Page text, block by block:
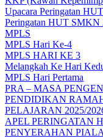
Upacara Peringatan
Peringatan HUT SMKN
MPLS
MPLS Hari Ke-4
MPLS HARI KE 3
Melangkah Ke Hari
MPLS Hari Pertama
PRA – MASA
PENDIDIKAN
PELAJARAN 2025/
APEL PERINGATAN
PENYERAHAN